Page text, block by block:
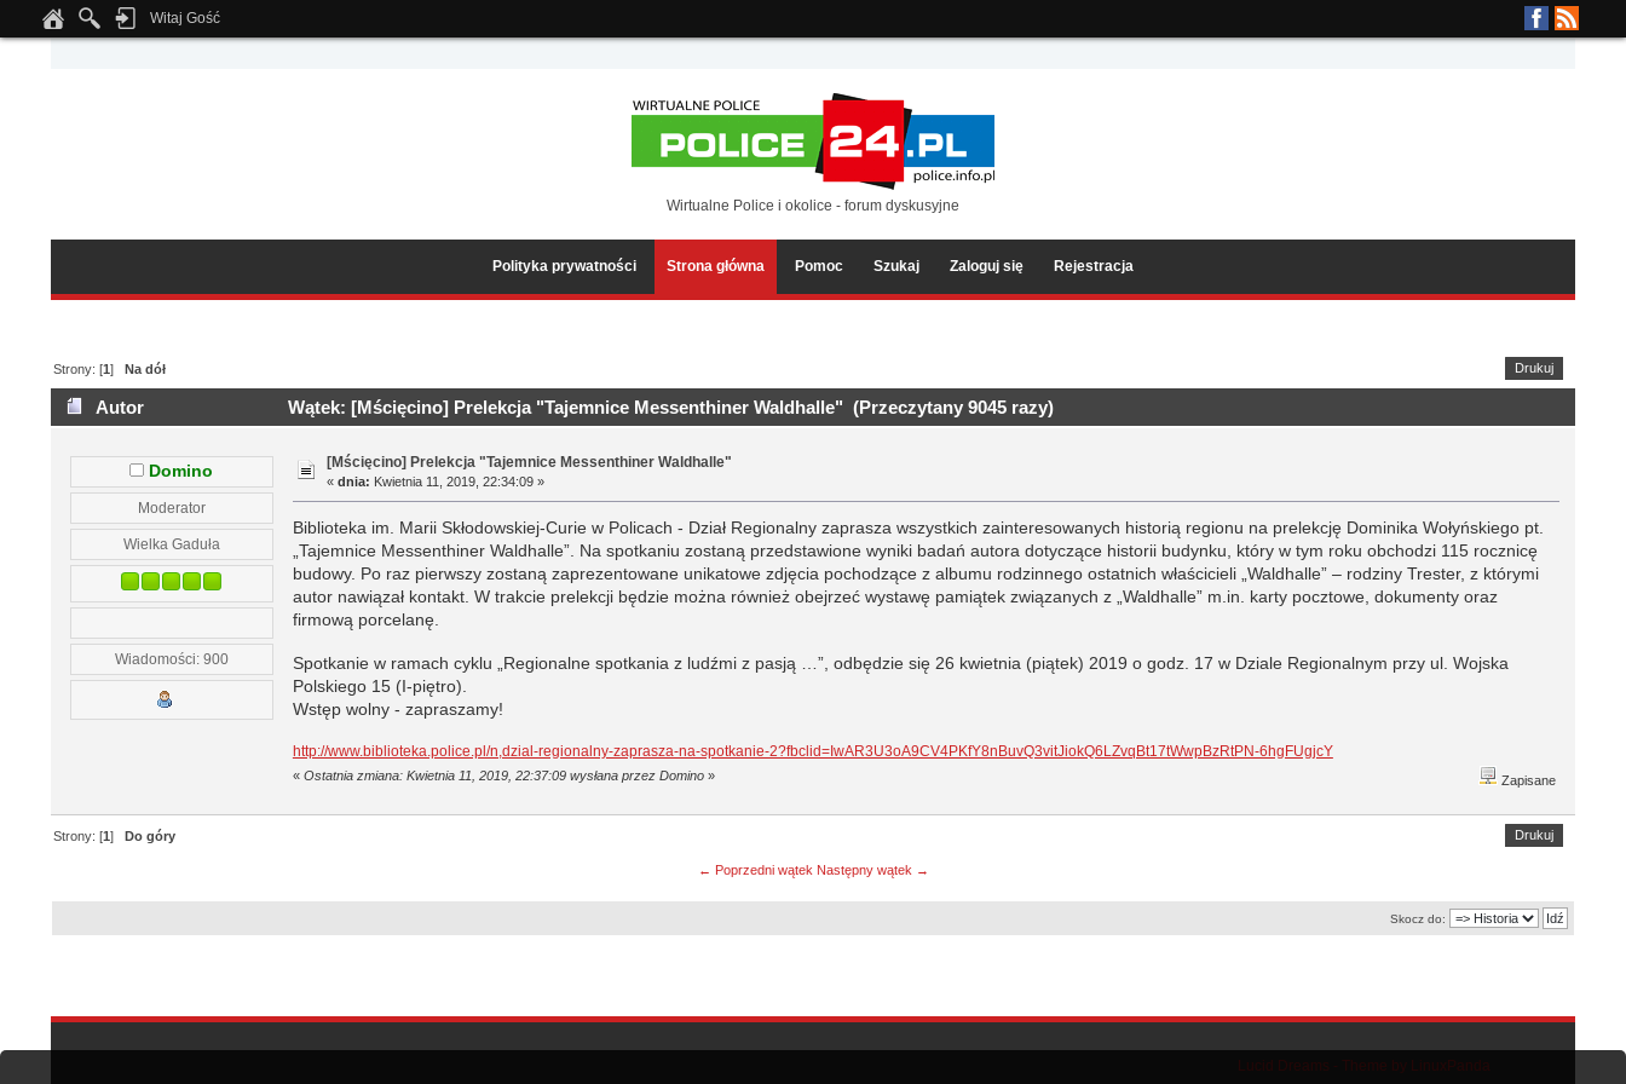
Notice: Undefined index: tapatalk_body_hook in
Witaj Gość
Wirtualne Police i okolice - forum dyskusyjne
Polityka prywatności Strona główna Pomoc Szukaj Zaloguj się Rejestracja
Drukuj
Strony: [1]Na dół
Autor Wątek: [Mścięcino] Prelekcja "Tajemnice Messenthiner Waldhalle" (Przeczytany 9045 razy)
Domino
Moderator
Wielka Gaduła
Wiadomości: 900
[Mścięcino] Prelekcja "Tajemnice Messenthiner Waldhalle"
«dnia: Kwietnia 11, 2019, 22:34:09 »
Biblioteka im. Marii Skłodowskiej-Curie w Policach - Dział Regionalny zaprasza wszystkich zainteresowanych historią regionu na prelekcję Dominika Wołyńskiego pt.
„Tajemnice Messenthiner Waldhalle”. Na spotkaniu zostaną przedstawione wyniki badań autora dotyczące historii budynku, który w tym roku obchodzi 115 rocznicę
budowy. Po raz pierwszy zostaną zaprezentowane unikatowe zdjęcia pochodzące z albumu rodzinnego ostatnich właścicieli „Waldhalle” – rodziny Trester, z którymi
autor nawiązał kontakt. W trakcie prelekcji będzie można również obejrzeć wystawę pamiątek związanych z „Waldhalle” m.in. karty pocztowe, dokumenty oraz
firmową porcelanę.
Spotkanie w ramach cyklu „Regionalne spotkania z ludźmi z pasją …”, odbędzie się 26 kwietnia (piątek) 2019 o godz. 17 w Dziale Regionalnym przy ul. Wojska
Polskiego 15 (I-piętro).
Wstęp wolny - zapraszamy!
http://www.biblioteka.police.pl/n,dzial-regionalny-zaprasza-na-spotkanie-2?fbclid=IwAR3U3oA9CV4PKfY8nBuvQ3vitJiokQ6LZvqBt17tWwpBzRtPN-6hgFUgjcY
« Ostatnia zmiana: Kwietnia 11, 2019, 22:37:09 wysłana przez Domino» Zapisane
Drukuj
Strony: [1]Do góry
← Poprzedni wątek Następny wątek →
Skocz do:
Lucid Dreams - Theme by LinuxPanda